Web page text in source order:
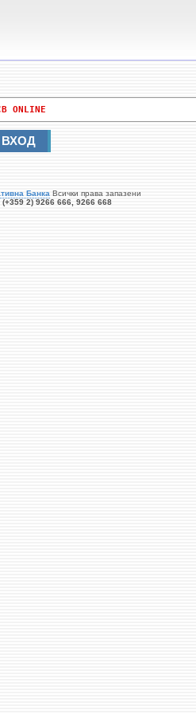
ONLINE
ВХОД
Банка Всички права запазени
(+359 2) 9266 666, 9266 668